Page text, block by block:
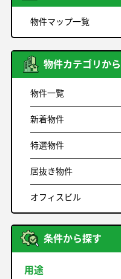
物件マップ一覧
物件カテゴリか
物件一覧
新着物件
特選物件
居抜き物件
オフィスビル
条件から探す
用途